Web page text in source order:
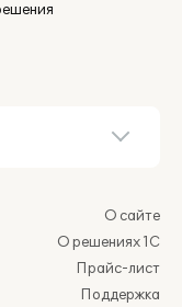
О сайте
О решениях 1С
Прайс-лист
Поддержка